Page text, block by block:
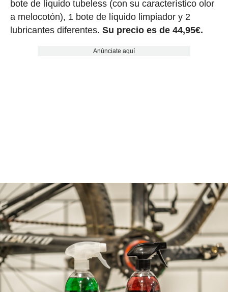
bote de líquido tubeless (con su característico olor
a melocotón), 1 bote de líquido limpiador y 2
lubricantes diferentes. Su precio es de 44,95€.
Anúnciate aquí